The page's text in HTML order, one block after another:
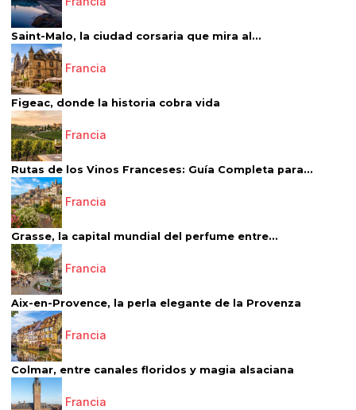
Saint-Malo, la ciudad corsaria que mira al...
Francia
Figeac, donde la historia cobra vida
Francia
Rutas de los Vinos Franceses: Guía Completa para...
Francia
Grasse, la capital mundial del perfume entre...
Francia
Aix-en-Provence, la perla elegante de la Provenza
Francia
Colmar, entre canales floridos y magia alsaciana
Francia